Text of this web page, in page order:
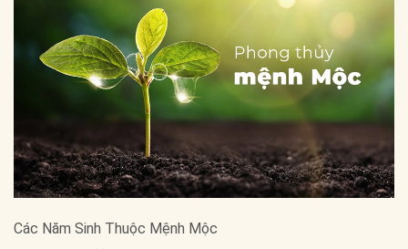
Các Năm Sinh Thuộc Mệnh Mộc